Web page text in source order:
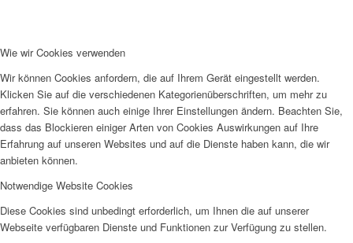
Wie wir Cookies verwenden
Wir können Cookies anfordern, die auf Ihrem Gerät eingestellt werden.
Klicken Sie auf die verschiedenen Kategorienüberschriften, um mehr zu
erfahren. Sie können auch einige Ihrer Einstellungen ändern. Beachten Sie,
dass das Blockieren einiger Arten von Cookies Auswirkungen auf Ihre
Erfahrung auf unseren Websites und auf die Dienste haben kann, die wir
anbieten können.
Notwendige Website Cookies
Diese Cookies sind unbedingt erforderlich, um Ihnen die auf unserer
Webseite verfügbaren Dienste und Funktionen zur Verfügung zu stellen.